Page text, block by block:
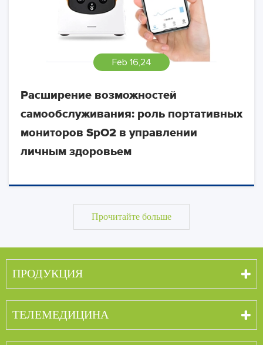
Feb 16,24
Расширение возможностей
самообслуживания: роль портативных
мониторов SpO2 в управлении
личным здоровьем
Прочитайте больше
ПРОДУКЦИЯ
ТЕЛЕМЕДИЦИНА